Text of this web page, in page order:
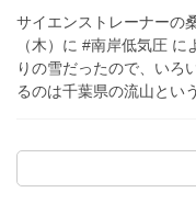
サイエンストレーナーの
（木）に #南岸低気圧
りの雪だったので、いろ
るのは千葉県の流山とい